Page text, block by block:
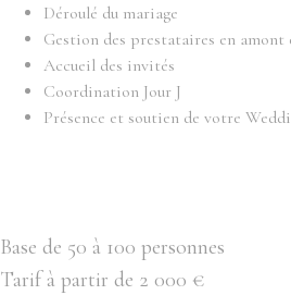
Déroulé du mariage
Gestion des prestataires en amont
Accueil des invités
Coordination Jour J
Présence et soutien de votre
Base de 50 à 100 personnes
Tarif à partir de 2 000 €